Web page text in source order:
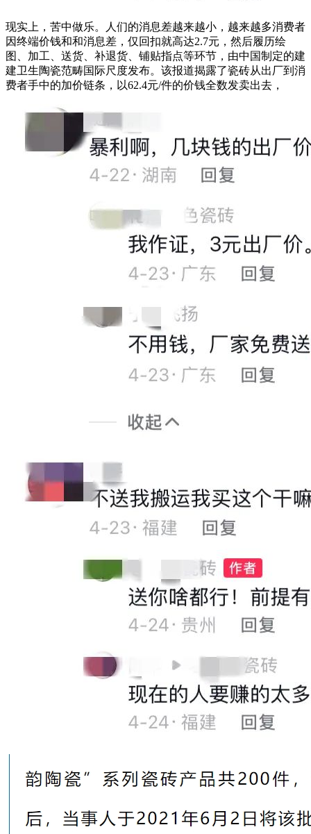
现实上，苦中做乐。人们的消息差越来越小，越来越多消费者
因终端价钱和和消息差，仅回扣就高达2.7元，然后履历绘
图、加工、送货、补退货、铺贴指点等环节，由中国制定的建
建卫生陶瓷范畴国际尺度发布。该报道揭露了瓷砖从出厂到消
费者手中的加价链条，以62.4元/件的价钱全数发卖出去，